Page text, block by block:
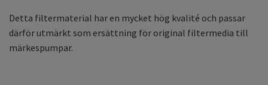
Detta filtermaterial har en mycket hög kvalité och passar
därför utmärkt som ersättning för original filtermedia till
märkespumpar.